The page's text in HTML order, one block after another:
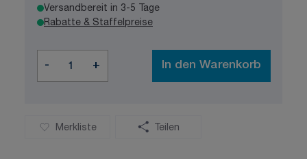
Versandbereit in 3-5 Tage
Rabatte & Staffelpreise
- + In den Warenkorb
Merkliste Teilen